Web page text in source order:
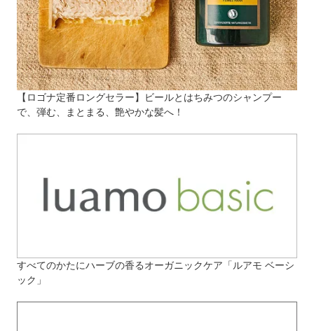
【ロゴナ定番ロングセラー】ビールとはちみつのシャンプー
で、弾む、まとまる、艶やかな髪へ！
すべてのかたにハーブの香るオーガニックケア「ルアモ ベーシ
ック」